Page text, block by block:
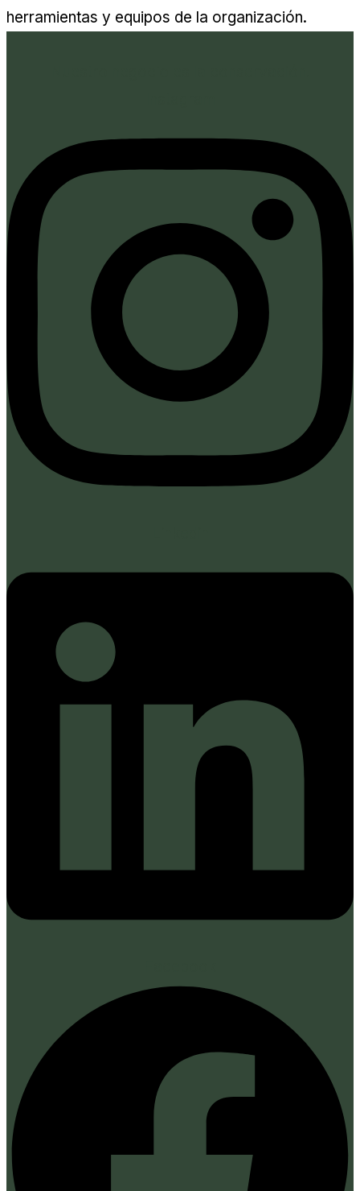
herramientas y equipos de la organización.